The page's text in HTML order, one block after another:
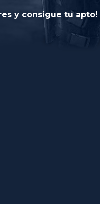
y consigue tu apto!